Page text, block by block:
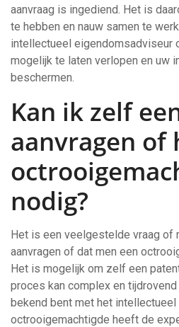
aanvraag is ingediend. Het is
te hebben en nauw samen te
intellectueel eigendomsadviseur
mogelijk te laten verlopen en uw
beschermen.
Kan ik zelf
aanvragen of
nodig?
Het is een veelgestelde vraag of
aanvragen of dat men een
Het is mogelijk om zelf een
proces kan complex en
bekend bent met het intellectueel
octrooigemachtigde heeft de